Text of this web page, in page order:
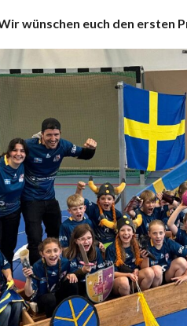
wünschen euch den ersten